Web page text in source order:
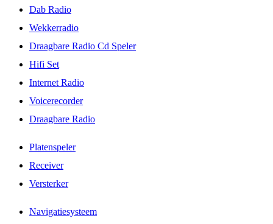
Dab Radio
Wekkerradio
Draagbare Radio Cd Speler
Hifi Set
Internet Radio
Voicerecorder
Draagbare Radio
Platenspeler
Receiver
Versterker
Navigatiesysteem